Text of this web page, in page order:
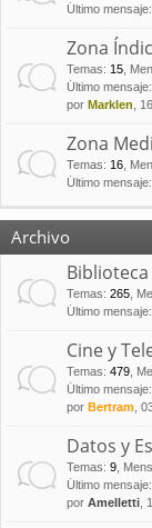
Último mensaje:
Zona
Temas: 15
Último mensaje:
por Marklen ,
Zona
Temas: 16
Último mensaje:
Archivo
Biblioteca
Temas: 265
Último mensaje:
Cine y
Temas: 479
Último mensaje:
por Bertram ,
Datos y
Temas: 9
Último mensaje:
por Amelletti ,